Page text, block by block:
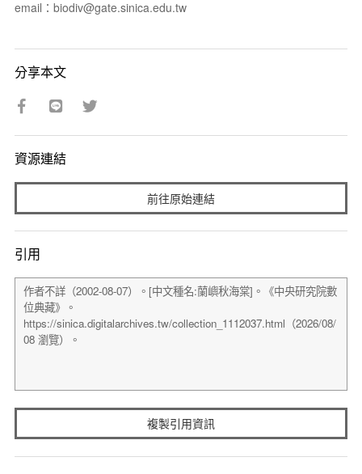
email：biodiv@gate.sinica.edu.tw
分享本文
資源連結
前往原始連結
引用
複製引用資訊